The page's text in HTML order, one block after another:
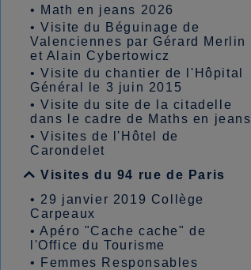
• Math en jeans 2026
•Visite du Béguinage de
Valenciennes par Gérard Merlin
et Alain Cybertowicz
•Visite du chantier de l'Hôpital
Général le 3 juin 2015
•Visite du site de la citadelle
dans le cadre de Maths en jeans
•Visites de l'Hôtel de
Carondelet
Visites du 94 rue de Paris
• 29 janvier 2019 Collège
Carpeaux
•Apéro "Cache cache" de
l'Office du Tourisme
•
Femmes Responsables